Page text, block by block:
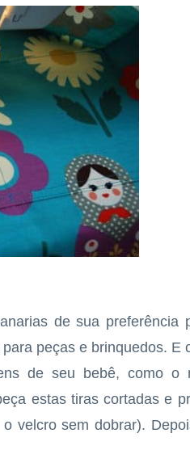
de sua preferência
peças e brinquedos. E
de seu bebê, como o
estas tiras cortadas e
velcro sem dobrar).